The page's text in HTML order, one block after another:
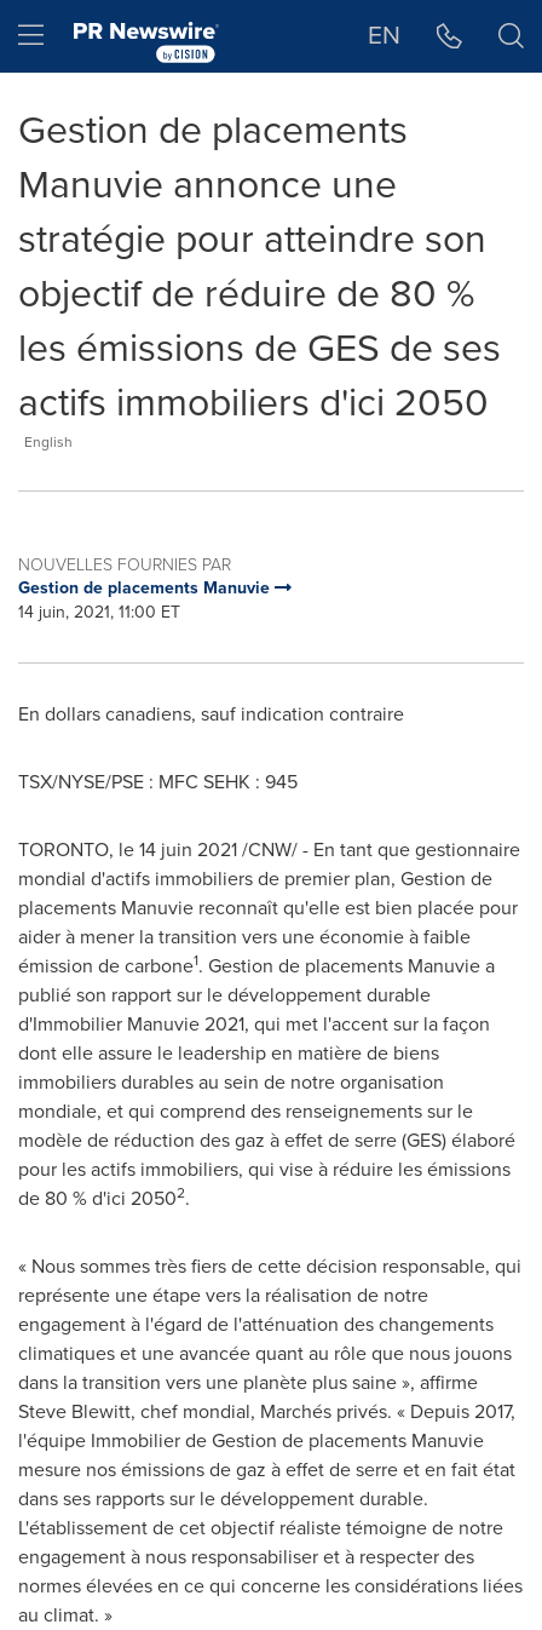
Hamburger menu EN
Gestion de placements
Manuvie annonce une
stratégie pour atteindre son
objectif de réduire de 80 %
les émissions de GES de ses
actifs immobiliers d'ici 2050
English
NOUVELLES FOURNIES PAR
Gestion de placements Manuvie
14 juin, 2021, 11:00 ET
En dollars canadiens, sauf indication contraire
TSX/NYSE/PSE : MFC SEHK : 945
TORONTO, le 14 juin 2021 /CNW/ - En tant que gestionnaire
mondial d'actifs immobiliers de premier plan, Gestion de
placements Manuvie reconnaît qu'elle est bien placée pour
aider à mener la transition vers une économie à faible
émission de carbone1. Gestion de placements Manuvie a
publié son rapport sur le développement durable
d'Immobilier Manuvie 2021, qui met l'accent sur la façon
dont elle assure le leadership en matière de biens
immobiliers durables au sein de notre organisation
mondiale, et qui comprend des renseignements sur le
modèle de réduction des gaz à effet de serre (GES) élaboré
pour les actifs immobiliers, qui vise à réduire les émissions
de 80 % d'ici 20502.
« Nous sommes très fiers de cette décision responsable, qui
représente une étape vers la réalisation de notre
engagement à l'égard de l'atténuation des changements
climatiques et une avancée quant au rôle que nous jouons
dans la transition vers une planète plus saine », affirme
Steve Blewitt, chef mondial, Marchés privés. « Depuis 2017,
l'équipe Immobilier deGestion de placements Manuvie
mesure nos émissions de gaz à effet de serre et en fait état
dans ses rapports sur le développement durable.
L'établissement de cet objectif réaliste témoigne de notre
engagement à nous responsabiliser et à respecter des
normes élevées en ce qui concerne les considérations liées
au climat. »